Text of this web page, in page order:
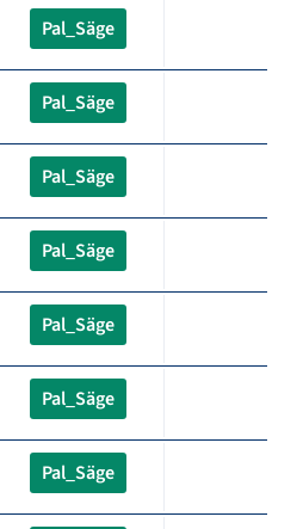
Pal_Säge
Pal_Säge
Pal_Säge
Pal_Säge
Pal_Säge
Pal_Säge
Pal_Säge